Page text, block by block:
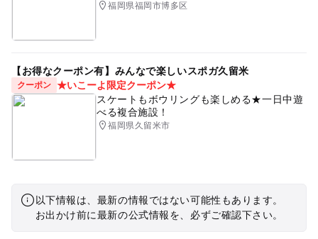
福岡県福岡市博多区
【お得なクーポン有】みんなで楽しいスポガ久留米
クーポン ★いこーよ限定クーポン★
スケートもボウリングも楽しめる★一日中遊
べる複合施設！
福岡県久留米市
以下情報は、最新の情報ではない可能性もあります。
お出かけ前に最新の公式情報を、必ずご確認下さい。